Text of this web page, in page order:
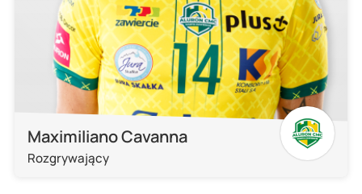
Maximiliano Cavanna
Rozgrywający